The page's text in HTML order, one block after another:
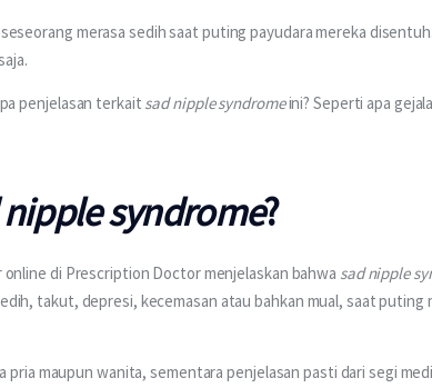
merasa sedih saat puting payudara mereka
penjelasan terkait sad nipple syndrome ini? Seperti apa
syndrome?
di Prescription Doctor menjelaskan bahwa sad nipple
takut, depresi, kecemasan atau bahkan mual, saat puting
pria maupun wanita, sementara penjelasan pasti dari segi